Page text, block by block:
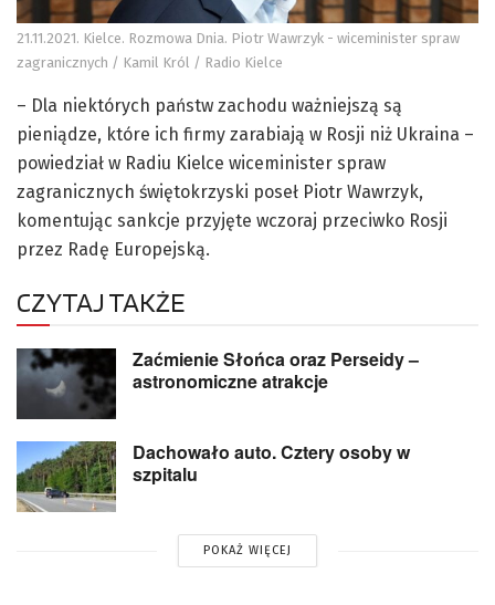
21.11.2021. Kielce. Rozmowa Dnia. Piotr Wawrzyk - wiceminister spraw
zagranicznych / Kamil Król / Radio Kielce
– Dla niektórych państw zachodu ważniejszą są
pieniądze, które ich firmy zarabiają w Rosji niż Ukraina –
powiedział w Radiu Kielce wiceminister spraw
zagranicznych świętokrzyski poseł Piotr Wawrzyk,
komentując sankcje przyjęte wczoraj przeciwko Rosji
przez Radę Europejską.
CZYTAJ TAKŻE
Zaćmienie Słońca oraz Perseidy –
astronomiczne atrakcje
Dachowało auto. Cztery osoby w
szpitalu
POKAŻ WIĘCEJ